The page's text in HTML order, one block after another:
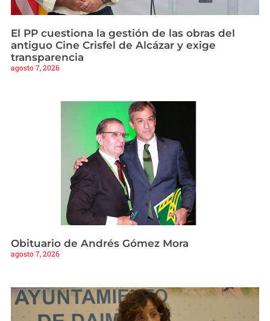
El PP cuestiona la gestión de las obras del
antiguo Cine Crisfel de Alcázar y exige
transparencia
agosto 7, 2026
Obituario de Andrés Gómez Mora
agosto 7, 2026